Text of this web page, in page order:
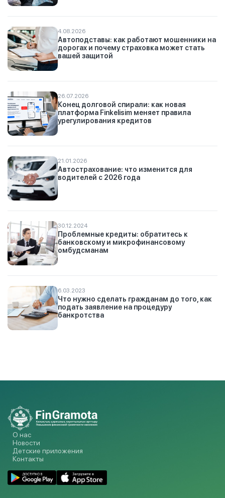
4.08.2026
Автоподставы: как работают мошенники на
дорогах и почему страховка может стать
вашей защитой
26.07.2026
Конец долговой спирали: как новая
платформа Finkelisim меняет правила
урегулирования кредитов
21.01.2026
Автострахование: что изменится для
водителей с 2026 года
30.12.2024
Проблемные кредиты: обратитесь к
банковскому и микрофинансовому
омбудсманам
6.03.2023
Что нужно сделать гражданам до того, как
подать заявление на процедуру
банкротства
О нас
Новости
Детские приложения
Контакты